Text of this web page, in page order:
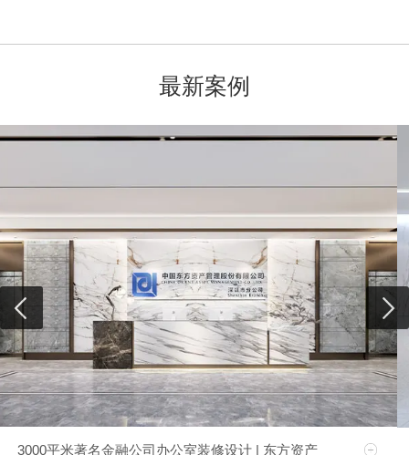
最新案例
3000平米著名金融公司办公室装修设计 | 东方资产